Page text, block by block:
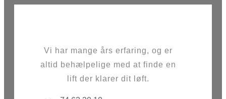
Vi har mange års erfaring, og er
altid behælpelige med at finde en
lift der klarer dit løft.